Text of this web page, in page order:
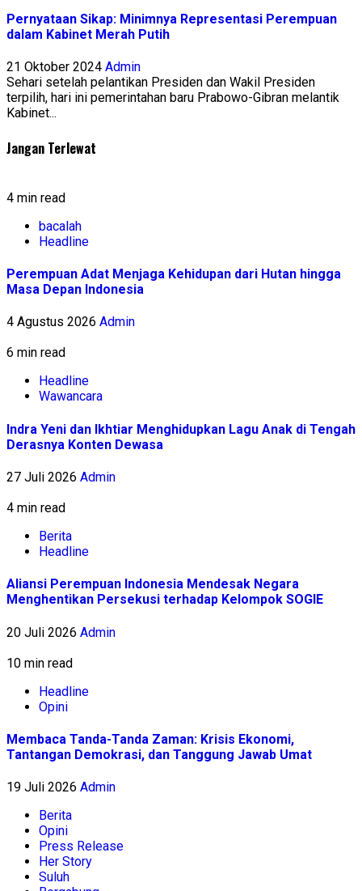
Pernyataan Sikap: Minimnya Representasi Perempuan
dalam Kabinet Merah Putih
21 Oktober 2024 Admin
Sehari setelah pelantikan Presiden dan Wakil Presiden
terpilih, hari ini pemerintahan baru Prabowo-Gibran melantik
Kabinet...
Jangan Terlewat
4 min read
bacalah
Headline
Perempuan Adat Menjaga Kehidupan dari Hutan hingga
Masa Depan Indonesia
4 Agustus 2026 Admin
6 min read
Headline
Wawancara
Indra Yeni dan Ikhtiar Menghidupkan Lagu Anak di Tengah
Derasnya Konten Dewasa
27 Juli 2026 Admin
4 min read
Berita
Headline
Aliansi Perempuan Indonesia Mendesak Negara
Menghentikan Persekusi terhadap Kelompok SOGIE
20 Juli 2026 Admin
10 min read
Headline
Opini
Membaca Tanda-Tanda Zaman: Krisis Ekonomi,
Tantangan Demokrasi, dan Tanggung Jawab Umat
19 Juli 2026 Admin
Berita
Opini
Press Release
Her Story
Suluh